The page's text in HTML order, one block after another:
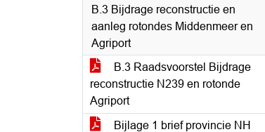
B.3 Bijdrage reconstructie en
aanleg rotondes Middenmeer en
Agriport
B.3 Raadsvoorstel Bijdrage
reconstructie N239 en rotonde
Agriport
Bijlage 1 brief provincie NH